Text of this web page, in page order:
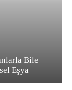
Bile
Eşya